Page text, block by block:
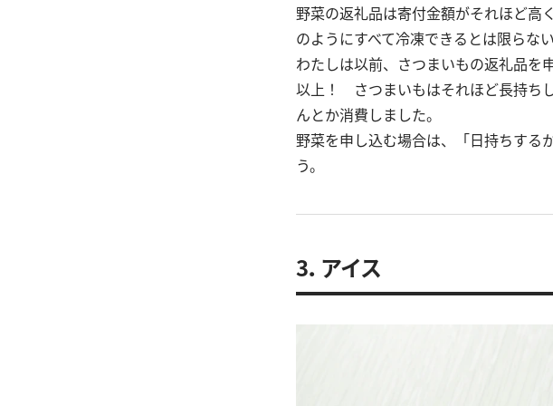
野菜の返礼品は寄付金額がそれほど高
のようにすべて冷凍できるとは限らな
わたしは以前、さつまいもの返礼品を
以上！ さつまいもはそれほど長持ち
んとか消費しました。
野菜を申し込む場合は、「日持ちする
う。
3．アイス